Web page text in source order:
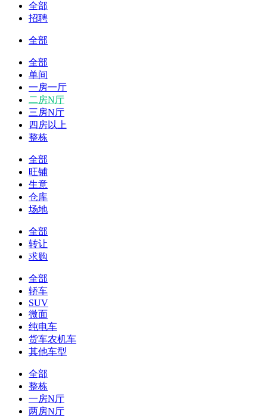
全部
招聘
全部
全部
单间
一房一厅
二房N厅
三房N厅
四房以上
整栋
全部
旺铺
生意
仓库
场地
全部
转让
求购
全部
轿车
SUV
微面
纯电车
货车农机车
其他车型
全部
整栋
一房N厅
两房N厅